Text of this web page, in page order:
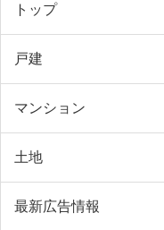
トップ
戸建
マンション
土地
最新広告情報